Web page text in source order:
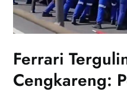
Ferrari
Cengkareng: